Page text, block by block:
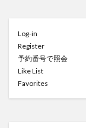
Log-in
Register
予約番号で照会
Like List
Favorites